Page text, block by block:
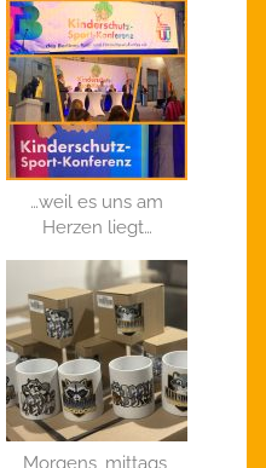
…weil es uns am
Herzen liegt…
Morgens, mittags,